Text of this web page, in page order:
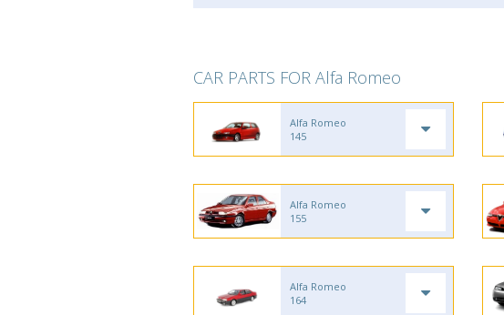
CAR PARTS FOR Alfa Romeo
Alfa Romeo
145
Alfa Romeo
155
Alfa Romeo
164